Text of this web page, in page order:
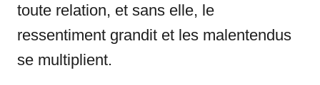
toute relation, et sans elle, le
ressentiment grandit et les malentendus
se multiplient.